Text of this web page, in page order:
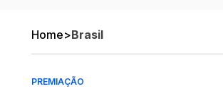
Home>Brasil
PREMIAÇÃO